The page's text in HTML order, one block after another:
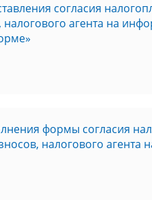
согласия
налогового агента на
формы согласия
налогового